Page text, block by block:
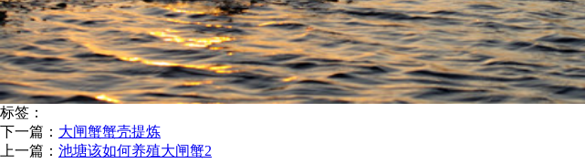
标签：
下一篇： 大闸蟹蟹壳提炼
上一篇： 池塘该如何养殖大闸蟹2